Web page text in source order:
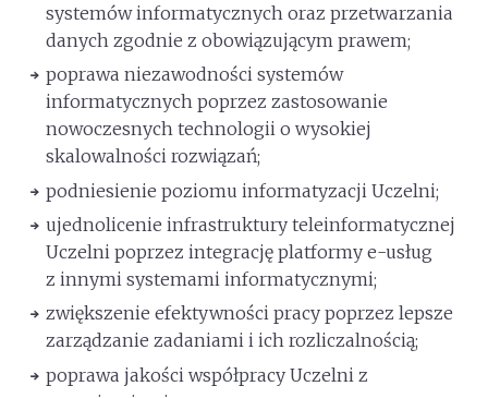
systemów informatycznych oraz przetwarzania
danych zgodnie z obowiązującym prawem;
poprawa niezawodności systemów
informatycznych poprzez zastosowanie
nowoczesnych technologii o wysokiej
skalowalności rozwiązań;
podniesienie poziomu informatyzacji Uczelni;
ujednolicenie infrastruktury teleinformatycznej
Uczelni poprzez integrację platformy e-usług
z innymi systemami informatycznymi;
zwiększenie efektywności pracy poprzez lepsze
zarządzanie zadaniami i ich rozliczalnością;
poprawa jakości współpracy Uczelni z